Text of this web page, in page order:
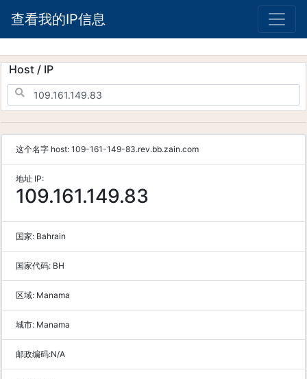
查看我的IP信息
Host / IP
这个名字 host: 109-161-149-83.rev.bb.zain.com
地址 IP:
109.161.149.83
国家: Bahrain
国家代码: BH
区域: Manama
城市: Manama
邮政编码:N/A